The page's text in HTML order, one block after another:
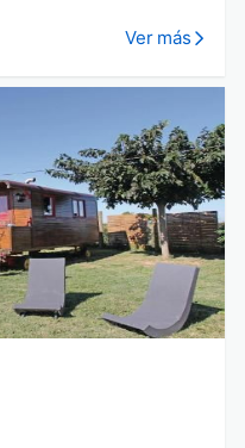
Ver más